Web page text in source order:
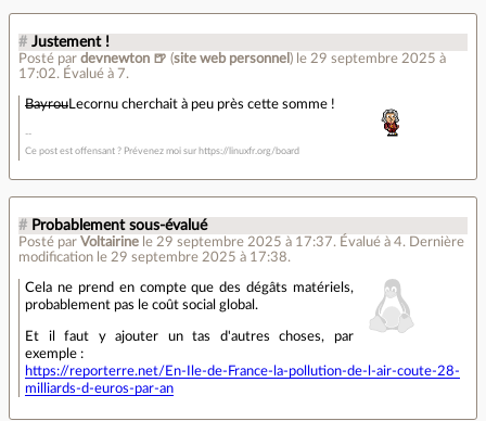
# Justement !
Posté par devnewton 🍺 (site web personnel ) le 29 septembre 2025 à
17:02. Évalué à 7.
Bayrou Lecornu cherchait à peu près cette somme !
Ce post est offensant ? Prévenez moi sur https://linuxfr.org/board
# Probablement sous-évalué
Posté par Voltairine le 29 septembre 2025 à 17:37. Évalué à 4. Dernière
modification le 29 septembre 2025 à 17:38.
Cela ne prend en compte que des dégâts matériels,
probablement pas le coût social global.
Et il faut y ajouter un tas d'autres choses, par
exemple :
https://reporterre.net/En-Ile-de-France-la-pollution-de-l-air-coute-28-
milliards-d-euros-par-an